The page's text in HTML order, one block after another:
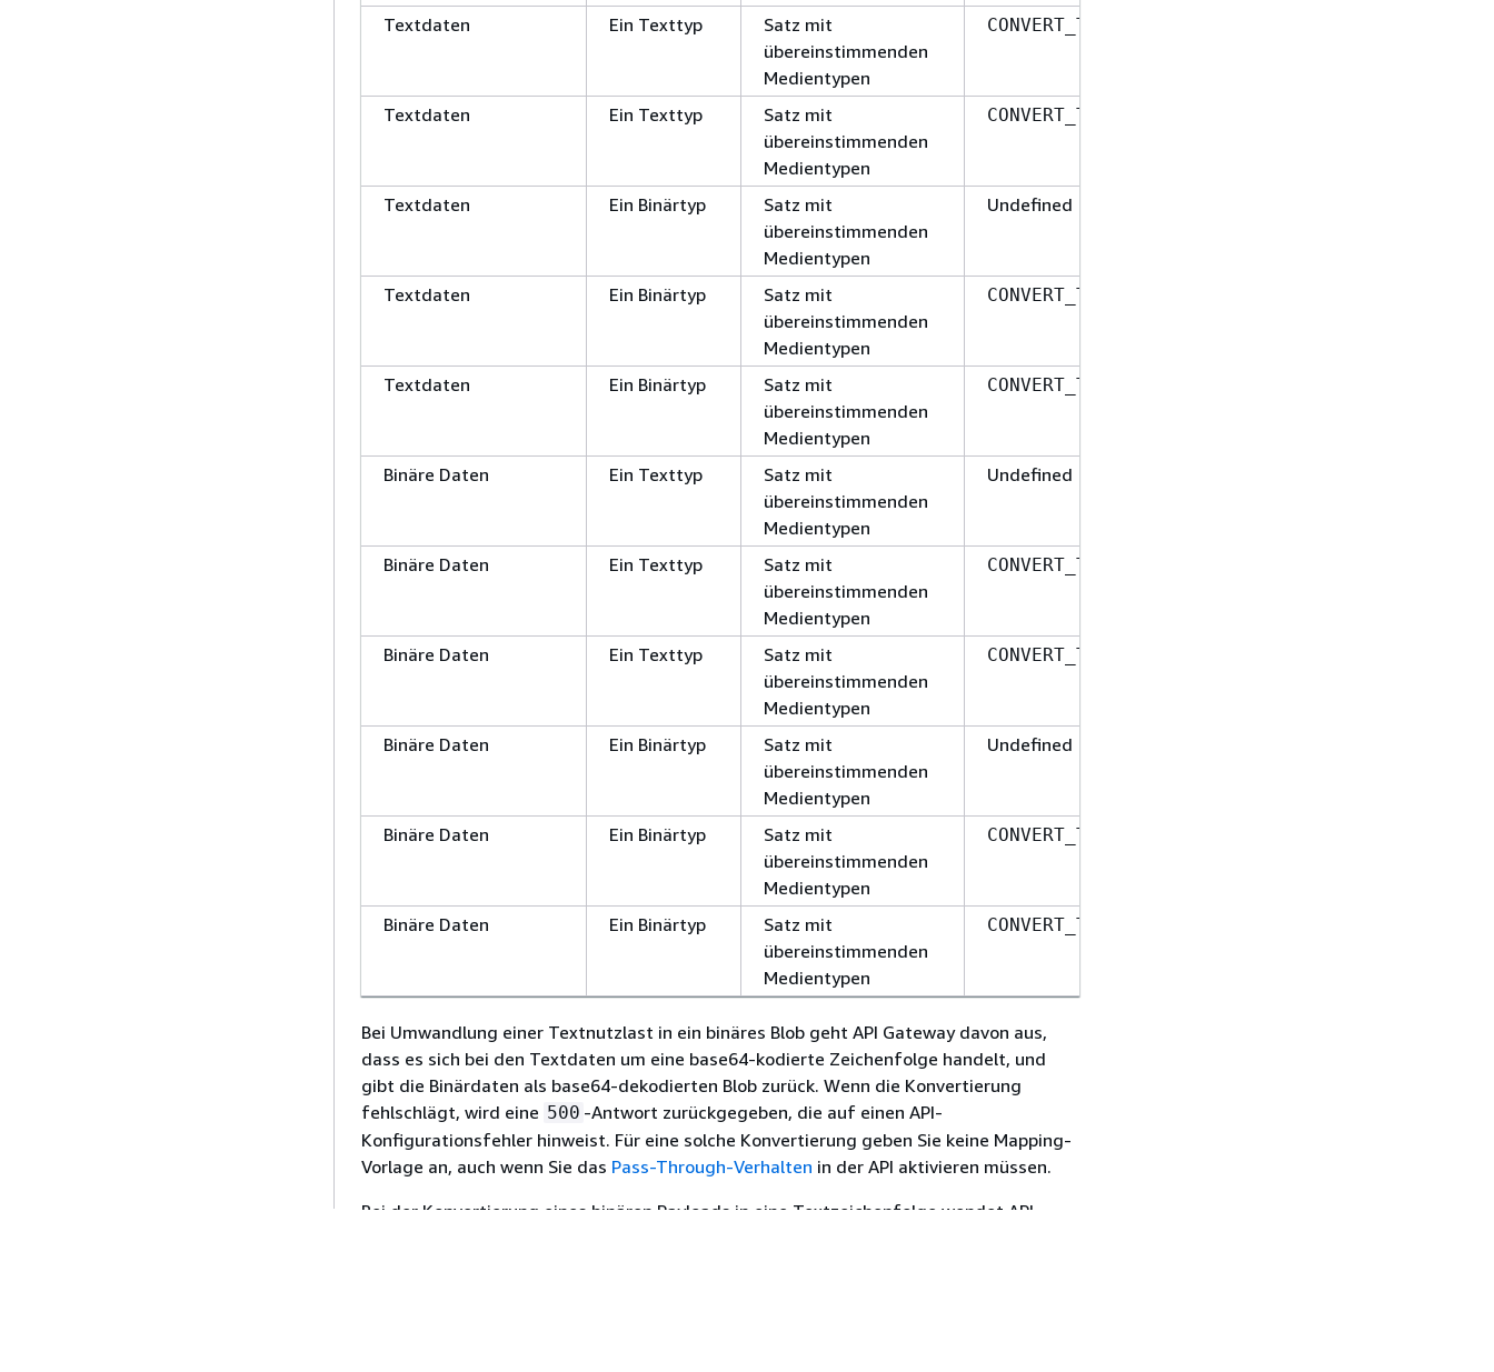
Textdaten Ein Texttyp
Satz mit
übereinstimmenden
Medientypen
CONVERT_TO_BINARY
Textdaten Ein Texttyp
Satz mit
übereinstimmenden
Medientypen
CONVERT_TO_TEXT
Textdaten Ein Binärtyp
Satz mit
übereinstimmenden
Medientypen
Undefined
Textdaten Ein Binärtyp
Satz mit
übereinstimmenden
Medientypen
CONVERT_TO_BINARY
Textdaten Ein Binärtyp
Satz mit
übereinstimmenden
Medientypen
CONVERT_TO_TEXT
Binäre Daten Ein Texttyp
Satz mit
übereinstimmenden
Medientypen
Undefined
Binäre Daten Ein Texttyp
Satz mit
übereinstimmenden
Medientypen
CONVERT_TO_BINARY
Binäre Daten Ein Texttyp
Satz mit
übereinstimmenden
Medientypen
CONVERT_TO_TEXT
Binäre Daten Ein Binärtyp
Satz mit
übereinstimmenden
Medientypen
Undefined
Binäre Daten Ein Binärtyp
Satz mit
übereinstimmenden
Medientypen
CONVERT_TO_BINARY
Binäre Daten Ein Binärtyp
Satz mit
übereinstimmenden
Medientypen
CONVERT_TO_TEXT
Bei Umwandlung einer Textnutzlast in ein binäres Blob geht API Gateway davon aus,
dass es sich bei den Textdaten um eine base64-kodierte Zeichenfolge handelt, und
gibt die Binärdaten als base64-dekodierten Blob zurück. Wenn die Konvertierung
fehlschlägt, wird eine 500 -Antwort zurückgegeben, die auf einen API-
Konfigurationsfehler hinweist. Für eine solche Konvertierung geben Sie keine Mapping-
Vorlage an, auch wenn Sie das Pass-Through-Verhalten in der API aktivieren müssen.
Bei der Konvertierung eines binären Payloads in eine Textzeichenfolge wendet API